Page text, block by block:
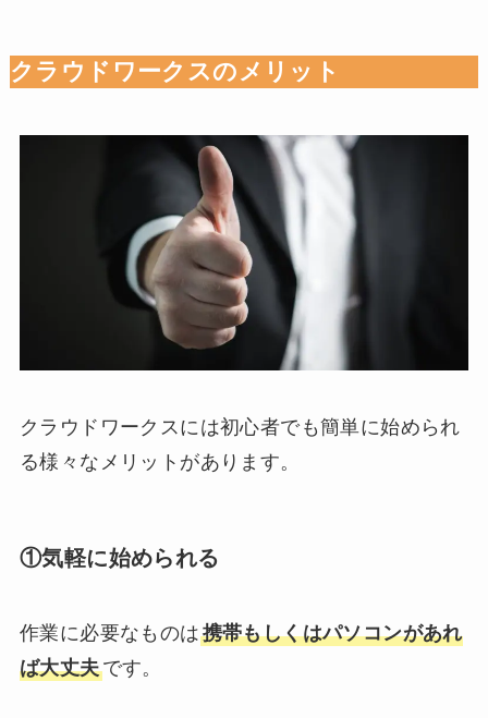
クラウドワークスのメリット
クラウドワークスには初心者でも簡単に始められ
る様々なメリットがあります。
①気軽に始められる
作業に必要なものは携帯もしくはパソコンがあれ
ば大丈夫です。